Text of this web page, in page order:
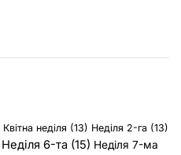
Квітна неділя (13) Неділя 2-га (13)
Неділя 6-та (15) Неділя 7-ма